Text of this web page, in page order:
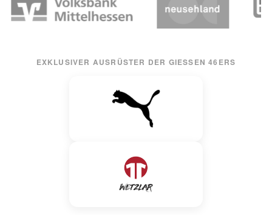
EXKLUSIVER AUSRÜSTER DER GIESSEN 46ERS